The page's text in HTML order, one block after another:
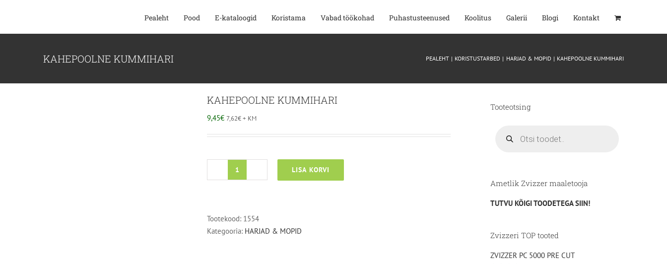
Pealeht Pood E-kataloogid Koristama Vabad töökohad Puhastusteenused Koolitus Galerii Blogi Kontakt
KAHEPOOLNE KUMMIHARI PEALEHT KORISTUSTARBED HARJAD & MOPID KAHEPOOLNE KUMMIHARI
KAHEPOOLNE KUMMIHARI
9,45€ 7,62€+ KM
KAHEPOOLNE
LISA KORVI
Tootekood: 1554
Kategooria: HARJAD & MOPID
Tooteotsing
search
Ametlik Zvizzer maaletooja
TUTVU KÕIGI TOODETEGA SIIN!
Zvizzeri TOP tooted
ZVIZZER PC 5000 PRE CUT